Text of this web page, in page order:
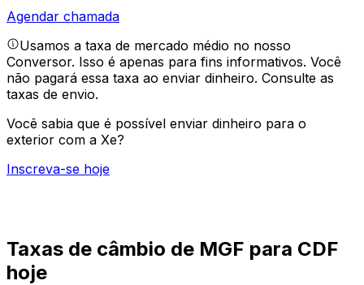
Agendar chamada
Usamos a taxa de mercado médio no nosso
Conversor. Isso é apenas para fins informativos. Você
não pagará essa taxa ao enviar dinheiro. Consulte as
taxas de envio.
Você sabia que é possível enviar dinheiro para o
exterior com a Xe?
Inscreva-se hoje
Taxas de câmbio de MGF para CDF
hoje